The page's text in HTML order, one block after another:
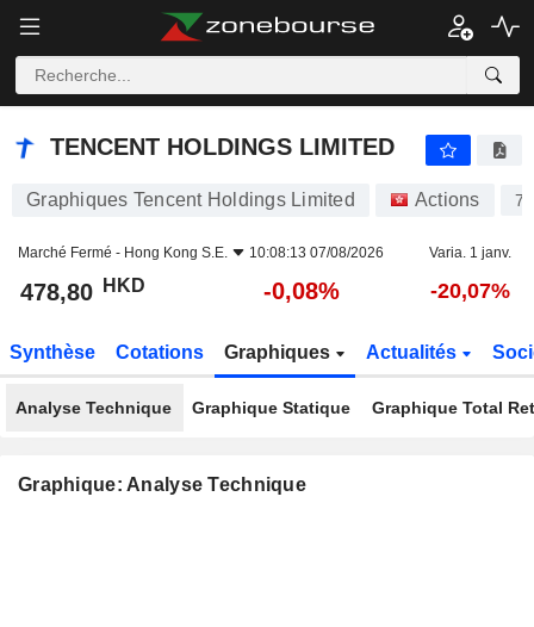
TENCENT HOLDINGS LIMITED
Graphiques Tencent Holdings Limited Actions
Marché Fermé - Hong Kong S.E. 10:08:13 07/08/2026 Varia. 1 janv.
478,80 HKD -0,08% -20,07%
Synthèse Cotations Graphiques Actualités
Analyse Technique Graphique Statique Graphique Total
Graphique: Analyse Technique